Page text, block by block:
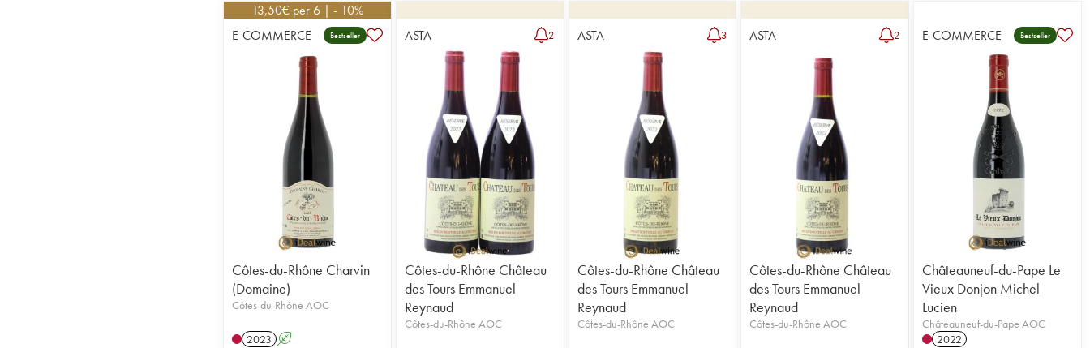
13,50€ per 6 | - 10%
E-COMMERCE
Bestseller
Côtes-du-Rhône Charvin
(Domaine)
Côtes-du-Rhône AOC
2023 A
ASTA 2
Côtes-du-Rhône Château
des Tours Emmanuel
Reynaud
Côtes-du-Rhône AOC
ASTA 3
Côtes-du-Rhône Château
des Tours Emmanuel
Reynaud
Côtes-du-Rhône AOC
ASTA 2
Côtes-du-Rhône Château
des Tours Emmanuel
Reynaud
Côtes-du-Rhône AOC
E-COMMERCE Bestseller
Châteauneuf-du-Pape Le
Vieux Donjon Michel
Lucien
Châteauneuf-du-Pape AOC
2022